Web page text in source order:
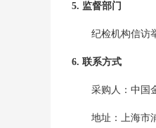
5. 监督部门
纪检机构信访
6. 联系方式
采购人： 中国
地址： 上海市